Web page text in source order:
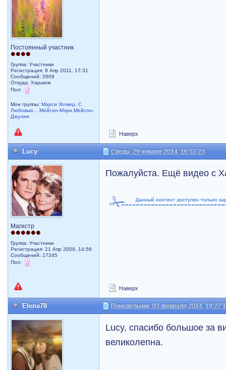
Постоянный участник
Группа: Участники
Регистрация: 9 Апр 2011, 17:31
Сообщений: 2609
Откуда: Харьков
Пол:
Мои группы:Марси Уолкер ,С
Любовью... Мейсон-Мэри,Мейсон-
Джулия
Наверх
Lucy Среда, 29 января 2014, 16:53:23
Магистр
Группа: Участники
Регистрация: 21 Апр 2009, 14:56
Сообщений: 17245
Пол:
Пожалуйста. Ещё видео с
Наверх
Elena78 Понедельник, 03 февраля 2014,
Lucy, спасибо большое за
великолепна.